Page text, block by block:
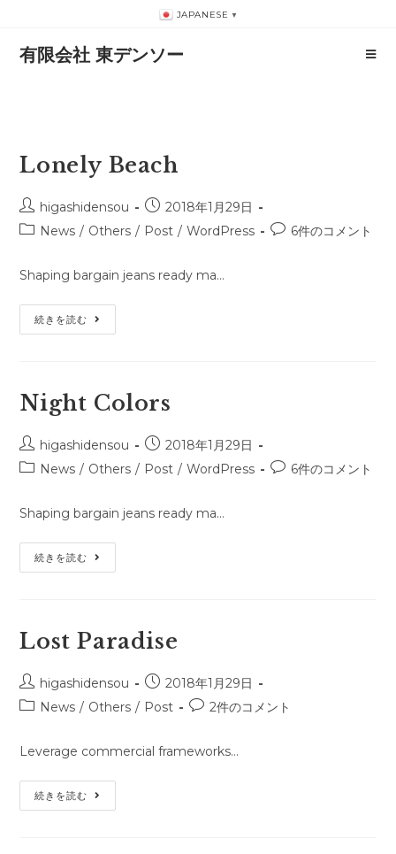
JAPANESE ▼
有限会社 東デンソー
Lonely Beach
投
稿
higashidensou
投
稿
日:
2018年1月29日
投
カ
テ
ゴ
News / Others / Post / WordPress
投 6件のコメント
Shaping bargain jeans ready ma…
続きを読む Lonely
Beach
Night Colors
投
稿
higashidensou
投
稿
日:
2018年1月29日
投
カ
テ
ゴ
News / Others / Post / WordPress
投 6件のコメント
Shaping bargain jeans ready ma…
続きを読む Night
Colors
Lost Paradise
投
稿
higashidensou
投
稿
日:
2018年1月29日
投
カ
テ
ゴ
News / Others / Post
投
メ
2件のコメント
Leverage commercial frameworks…
続きを読む Lost
Paradise